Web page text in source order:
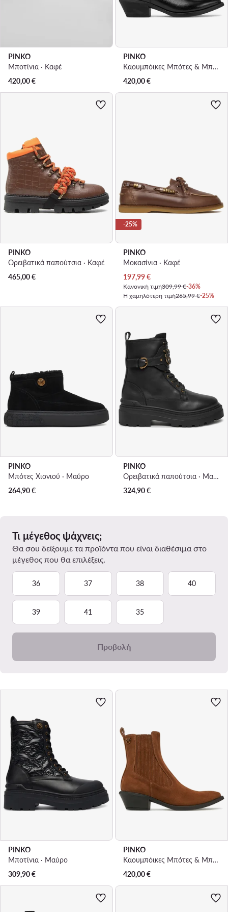
PINKO
Μποτίνια · Καφέ
420,00€
PINKO
Καουμπόικες Μπότες & Μποτάκια · Μαύρο
420,00€
PINKO
Ορειβατικά παπούτσια · Καφέ
465,00€
-25%
PINKO
Μοκασίνια · Καφέ
Τρέχουσα τιμή
197,99€
Κανονική τιμή309,99 €-36%
Η χαμηλότερη τιμή265,99 €-25%
PINKO
Μπότες Χιονιού · Μαύρο
264,90€
PINKO
Ορειβατικά παπούτσια · Μαύρο
324,90€
Τι μέγεθος ψάχνεις;
Θα σου δείξουμε τα προϊόντα που είναι διαθέσιμα στο
μέγεθος που θα επιλέξεις.
36 37 38 40
39 41 35
Προβολή
PINKO
Μποτίνια · Μαύρο
309,90€
PINKO
Καουμπόικες Μπότες & Μποτάκια · Καφέ
420,00€